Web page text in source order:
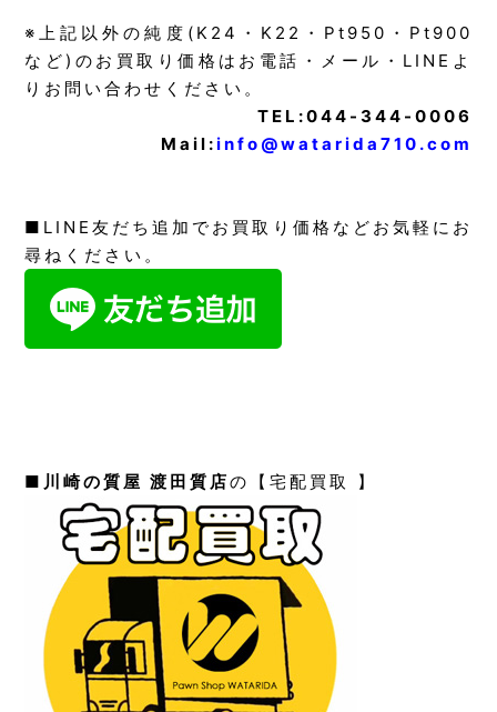
※上記以外の純度(K24・K22・Pt950・Pt900
など)のお買取り価格はお電話・メール・LINEよ
りお問い合わせください。
TEL:044-344-0006
Mail:info@watarida710.com
■LINE友だち追加でお買取り価格などお気軽にお
尋ねください。
■ 川崎の質屋 渡田質店の【宅配買取 】